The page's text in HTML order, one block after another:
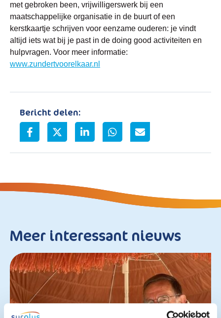
met gebroken been, vrijwilligerswerk bij een
maatschappelijke organisatie in de buurt of een
kerstkaartje schrijven voor eenzame ouderen: je vindt
altijd iets wat bij je past in de doing good activiteiten en
hulpvragen. Voor meer informatie:
www.zundertvoorelkaar.nl
Bericht delen:
Meer interessant nieuws